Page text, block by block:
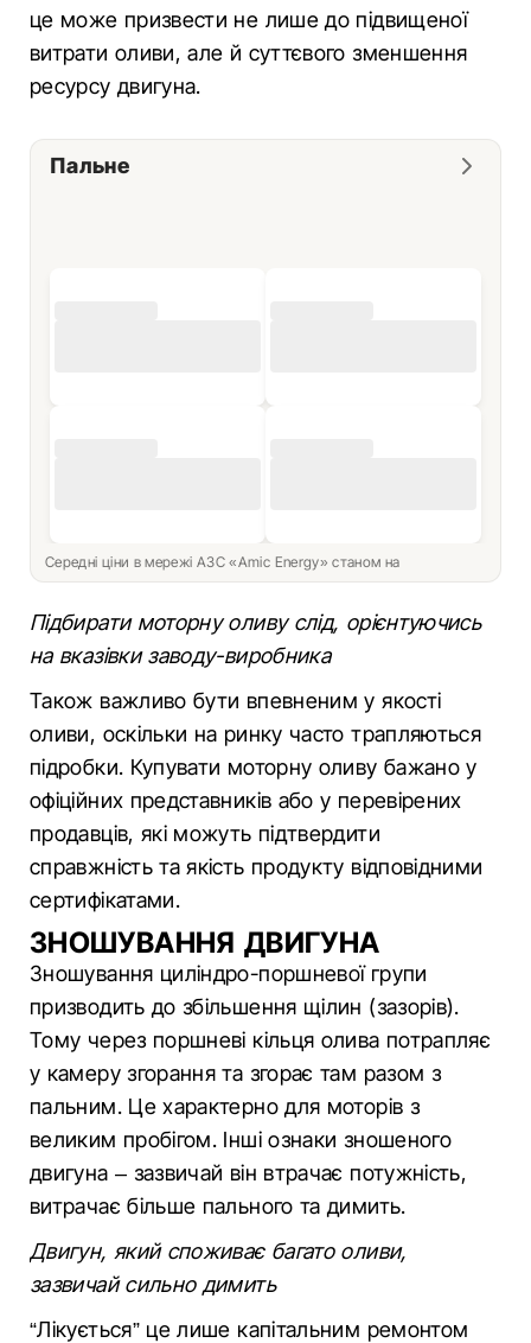
це може призвести не лише до підвищеної
витрати оливи, але й суттєвого зменшення
ресурсу двигуна.
Пальне
Середні ціни в мережі АЗС «Amic Energy» станом на
Підбирати моторну оливу слід, орієнтуючись
на вказівки заводу-виробника
Також важливо бути впевненим у якості
оливи, оскільки на ринку часто трапляються
підробки. Купувати моторну оливу бажано у
офіційних представників або у перевірених
продавців, які можуть підтвердити
справжність та якість продукту відповідними
сертифікатами.
ЗНОШУВАННЯ ДВИГУНА
Зношування циліндро-поршневої групи
призводить до збільшення щілин (зазорів).
Тому через поршневі кільця олива потрапляє
у камеру згорання та згорає там разом з
пальним. Це характерно для моторів з
великим пробігом. Інші ознаки зношеного
двигуна – зазвичай він втрачає потужність,
витрачає більше пального та димить.
Двигун, який споживає багато оливи,
зазвичай сильно димить
“Лікується” це лише капітальним ремонтом